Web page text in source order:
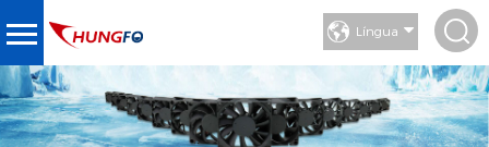
Língua